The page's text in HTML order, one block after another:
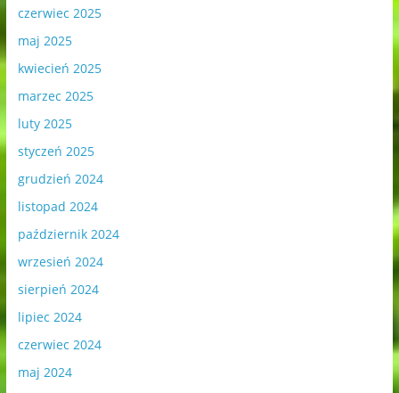
czerwiec 2025
maj 2025
kwiecień 2025
marzec 2025
luty 2025
styczeń 2025
grudzień 2024
listopad 2024
październik 2024
wrzesień 2024
sierpień 2024
lipiec 2024
czerwiec 2024
maj 2024